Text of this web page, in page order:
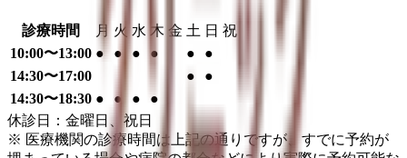
診療時間 月 火 水 木 金 土 日 祝
10:00〜13:00 ● ● ● ● ●
●
14:30〜17:00
●
●
14:30〜18:30 ● ● ●
●
休診日：金曜日、祝日
※ 医療機関の診療時間は上記の通りですが、すでに予約が